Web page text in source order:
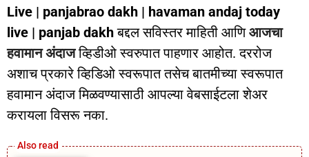
Live | panjabrao dakh | havaman andaj today
live | panjab dakhबद्दल सविस्तर माहिती आणिआजचा
हवामान अंदाजव्हिडीओ स्वरुपात पाहणार आहोत. दररोज
अशाच प्रकारे व्हिडिओ स्वरूपात तसेच बातमीच्या स्वरूपात
हवामान अंदाज मिळवण्यासाठी आपल्या वेबसाईटला शेअर
करायला विसरू नका.